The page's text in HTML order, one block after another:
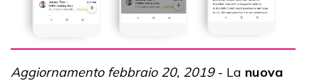
Aggiornamento febbraio 20, 2019- La nuova